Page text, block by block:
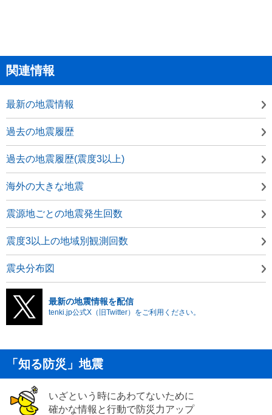
関連情報
最新の地震情報
過去の地震履歴
過去の地震履歴(震度3以上)
海外の大きな地震
震源地ごとの地震発生回数
震度3以上の地域別観測回数
震央分布図
最新の地震情報を配信
tenki.jp公式X（旧Twitter）をご利用ください。
「知る防災」地震
いざという時にあわてないために
確かな情報と行動で防災力アップ